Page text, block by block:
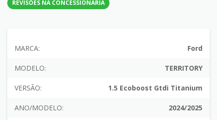
REVISÕES NA CONCESSIONÁRIA
MARCA: Ford
MODELO: TERRITORY
VERSÃO: 1.5 Ecoboost Gtdi Titanium
ANO/MODELO: 2024/2025